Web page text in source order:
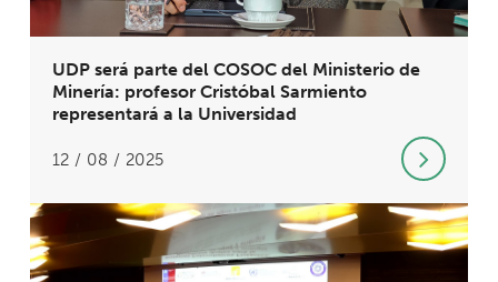
UDP será parte del COSOC del Ministerio de
Minería: profesor Cristóbal Sarmiento
representará a la Universidad
12 / 08 / 2025